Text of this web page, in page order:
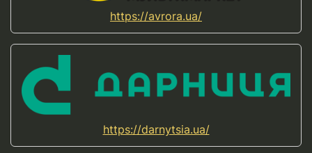
https://avrora.ua/
https://darnytsia.ua/